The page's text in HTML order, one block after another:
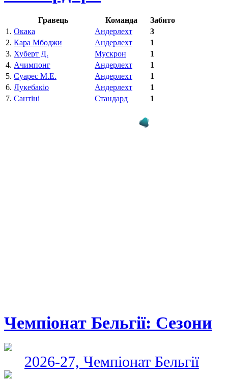
Гравець Команда
Забито
1. Окака Андерлехт
3
2. Кара Мбоджи Андерлехт
1
3. Хуберт Д. Мускрон
1
4. Ачимпонг Андерлехт
1
5. Суарес М.Е. Андерлехт
1
6. Лукебакіо Андерлехт
1
7. Сантіні Стандард 1
Чемпіонат Бельгії: Сезони
2026-27, Чемпіонат Бельгії